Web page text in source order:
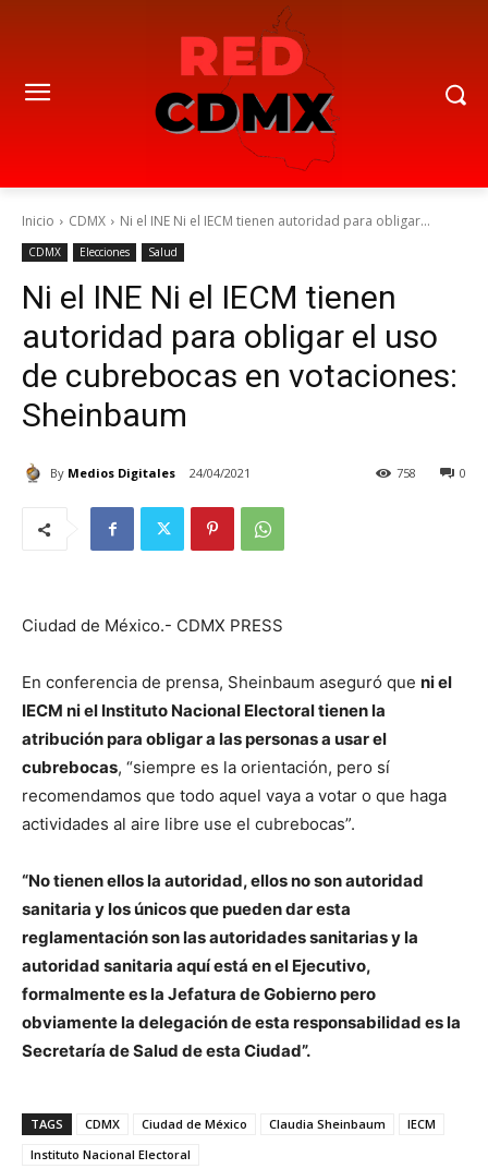
Inicio CDMX Ni el INE Ni el IECM tienen autoridad para obligar...
CDMX Elecciones Salud
Ni el INE Ni el IECM tienen
autoridad para obligar el uso
de cubrebocas en votaciones:
Sheinbaum
By Medios Digitales 24/04/2021 0
758
Ciudad de México.- CDMX PRESS
En conferencia de prensa, Sheinbaum aseguró que ni el
IECM ni el Instituto Nacional Electoral tienen la
atribución para obligar a las personas a usar el
cubrebocas, “siempre es la orientación, pero sí
recomendamos que todo aquel vaya a votar o que haga
actividades al aire libre use el cubrebocas”.
“No tienen ellos la autoridad, ellos no son autoridad
sanitaria y los únicos que pueden dar esta
reglamentación son las autoridades sanitarias y la
autoridad sanitaria aquí está en el Ejecutivo,
formalmente es la Jefatura de Gobierno pero
obviamente la delegación de esta responsabilidad es la
Secretaría de Salud de esta Ciudad”.
TAGS CDMX Ciudad de México Claudia Sheinbaum
IECM
Instituto Nacional Electoral